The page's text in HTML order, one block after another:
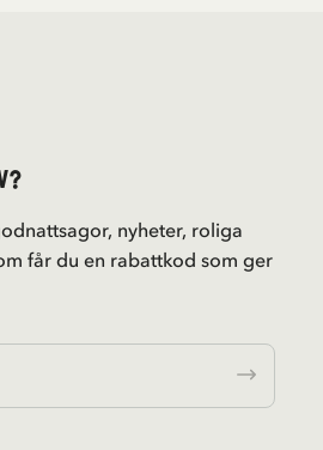
nyheter, roliga
får du en rabattkod som ger